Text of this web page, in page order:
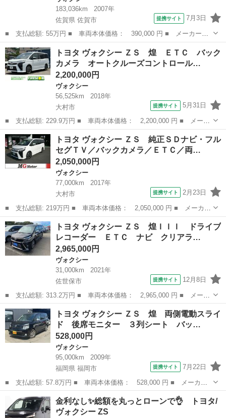
183,036km
2007年
佐賀県 佐賀市
提携サイト 7月3日
■ 支払総額: 55万円 ■ 車両本体価格： 390,000 円 ■ メーカー
名： トヨタ ■ 車種名： ヴォクシー ■ グレード名： ＺＳ Ｅ
ＴＣ バックカメラ ナビ ＴＶ オートクルーズコントロール 両
側電動スライドド...
佐賀 佐賀市 ヴォクシー
トヨタ ヴォクシー ＺＳ 煌 ＥＴＣ バック
カメラ オートクルーズコントロール…
2,200,000円
ヴォクシー
56,525km
2018年
大村市
提携サイト 5月31日
■ 支払総額: 229.9万円 ■ 車両本体価格： 2,200,000 円 ■ メーカ
ー名： トヨタ ■ 車種名： ヴォクシー ■ グレード名： ＺＳ
煌 ＥＴＣ バックカメラ オートクルーズコントロール レーンア
シスト ...
長崎 大村市 ヴォクシー
トヨタ ヴォクシー ＺＳ 純正ＳＤナビ・フル
セグＴＶ／バックカメラ／ＥＴＣ／両…
2,050,000円
ヴォクシー
77,000km
2017年
大村市
提携サイト 2月23日
■ 支払総額: 219万円 ■ 車両本体価格： 2,050,000 円 ■ メーカー
名： トヨタ ■ 車種名： ヴォクシー ■ グレード名： ＺＳ 純
正ＳＤナビ・フルセグＴＶ／バックカメラ／ＥＴＣ／両側電動スライ
ドドア／ス...
長崎 大村市 ヴォクシー
トヨタ ヴォクシー ＺＳ 煌ＩＩＩ ドライブ
レコーダー ＥＴＣ ナビ クリアラ…
2,965,000円
ヴォクシー
31,000km
2021年
佐世保市
提携サイト 12月8日
■ 支払総額: 313.2万円 ■ 車両本体価格： 2,965,000 円 ■ メーカ
ー名： トヨタ ■ 車種名： ヴォクシー ■ グレード名： ＺＳ
煌ＩＩＩ ドライブレコーダー ＥＴＣ ナビ クリアランスソナ
ー オート...
長崎 佐世保市 ヴォクシー
トヨタ ヴォクシー ＺＳ 煌 両側電動スライ
ド 後席モニター ３列シート バッ…
528,000円
ヴォクシー
95,000km
2009年
福岡県 福岡市
提携サイト 7月22日
■ 支払総額: 57.8万円 ■ 車両本体価格： 528,000 円 ■ メーカー
名： トヨタ ■ 車種名： ヴォクシー ■ グレード名： ＺＳ
煌 両側電動スライド 後席モニター ３列シート バックカメラ
■ 排気量： ...
福岡 福岡市 ヴォクシー
金利なし✨総額を丸っとローンで👌 トヨタ/
ヴォクシー ZS